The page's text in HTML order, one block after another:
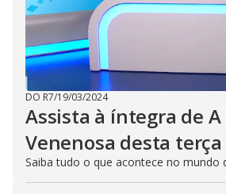
DO R7/19/03/2024
Assista à íntegra de A
Venenosa desta terça
Saiba tudo o que acontece no mundo